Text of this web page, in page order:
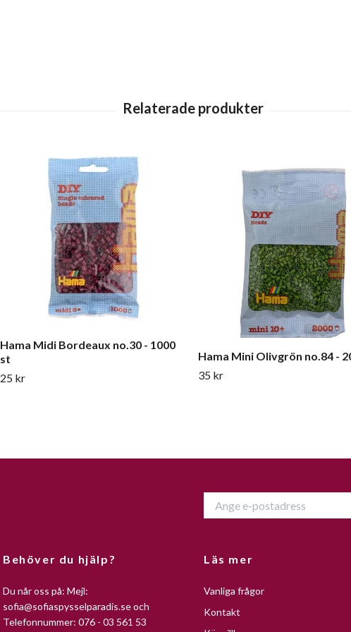
Hama Midi Bordeaux no.30 - 1000
st
25 kr
Hama Mini Olivgrön no.84 -
35 kr
Behöver du hjälp?
Du når oss på: Mejl:
sofia@sofiaspysselparadis.seoch
Telefonnummer: 076 - 03 561 53
Läs mer
Vanliga frågor
Kontakt